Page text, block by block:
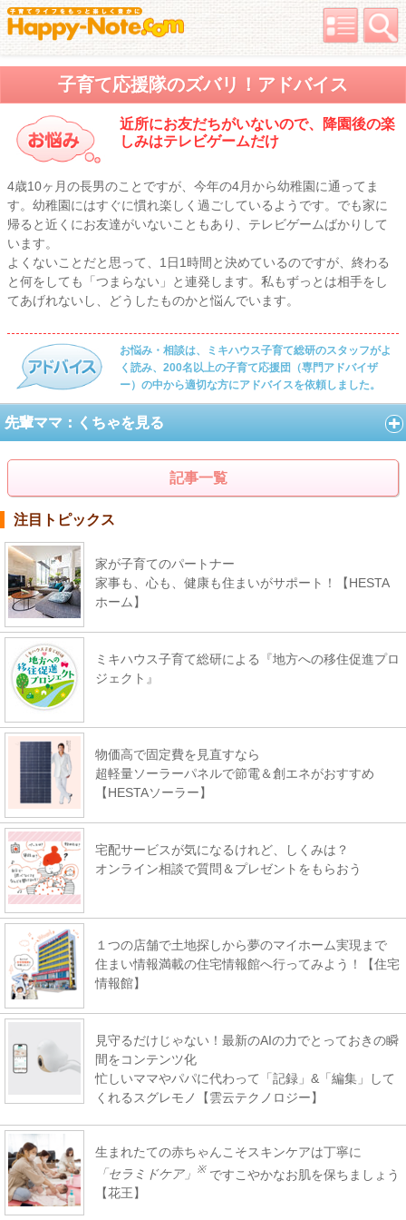
子育て応援隊のズバリ！アドバイス
近所にお友だちがいないので、降園後の楽
しみはテレビゲームだけ
4歳10ヶ月の長男のことですが、今年の4月から幼稚園に通ってま
す。幼稚園にはすぐに慣れ楽しく過ごしているようです。でも家に
帰ると近くにお友達がいないこともあり、テレビゲームばかりして
います。
よくないことだと思って、1日1時間と決めているのですが、終わる
と何をしても「つまらない」と連発します。私もずっとは相手をし
てあげれないし、どうしたものかと悩んでいます。
お悩み・相談は、ミキハウス子育て総研のスタッフがよ
く読み、200名以上の子育て応援団（専門アドバイザ
ー）の中から適切な方にアドバイスを依頼しました。
先輩ママ：くちゃを見る
記事一覧
注目トピックス
家が子育てのパートナー
家事も、心も、健康も住まいがサポート！【HESTA
ホーム】
ミキハウス子育て総研による『地方への移住促進プロ
ジェクト』
物価高で固定費を見直すなら
超軽量ソーラーパネルで節電＆創エネがおすすめ
【HESTAソーラー】
宅配サービスが気になるけれど、しくみは？
オンライン相談で質問＆プレゼントをもらおう
１つの店舗で土地探しから夢のマイホーム実現まで
住まい情報満載の住宅情報館へ行ってみよう！【住宅
情報館】
見守るだけじゃない！最新のAIの力でとっておきの瞬
間をコンテンツ化
忙しいママやパパに代わって「記録」&「編集」して
くれるスグレモノ【雲云テクノロジー】
生まれたての赤ちゃんこそスキンケアは丁寧に
「セラミドケア」
※ ですこやかなお肌を保ちましょう
【花王】